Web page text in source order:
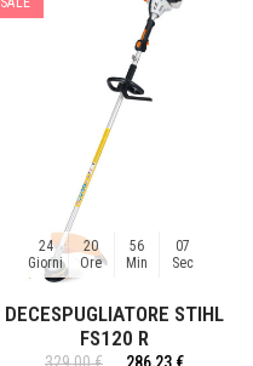
24
Giorni
20
Ore
56
Min
07
Sec
DECESPUGLIATORE STIHL
FS120 R
329,00 € 286,23 €